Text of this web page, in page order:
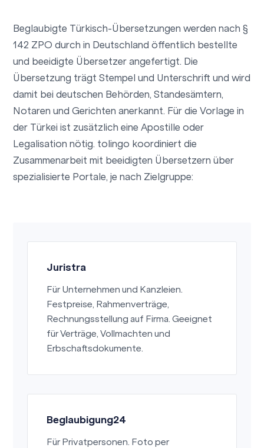
Beglaubigte Türkisch-Übersetzungen werden nach §
142 ZPO durch in Deutschland öffentlich bestellte
und beeidigte Übersetzer angefertigt. Die
Übersetzung trägt Stempel und Unterschrift und wird
damit bei deutschen Behörden, Standesämtern,
Notaren und Gerichten anerkannt. Für die Vorlage in
der Türkei ist zusätzlich eine Apostille oder
Legalisation nötig. tolingo koordiniert die
Zusammenarbeit mit beeidigten Übersetzern über
spezialisierte Portale, je nach Zielgruppe:
Juristra
Für Unternehmen und Kanzleien.
Festpreise, Rahmenverträge,
Rechnungsstellung auf Firma. Geeignet
für Verträge, Vollmachten und
Erbschaftsdokumente.
Beglaubigung24
Für Privatpersonen. Foto per